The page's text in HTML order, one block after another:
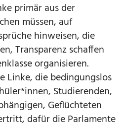
primär aus der
müssen, auf
hinweisen, die
Transparenz schaffen
organisieren.
Linke, die bedingungslos
Studierenden,
Geflüchteten
dafür die Parlamente